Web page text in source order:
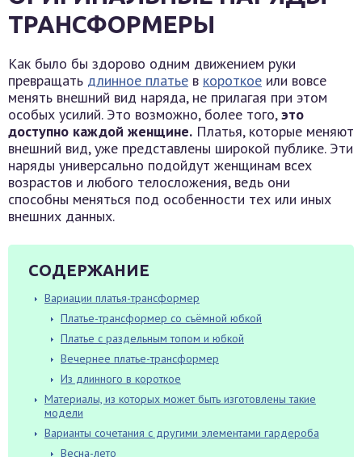
ТРАНСФОРМЕРЫ
Как было бы здорово одним движением руки
превращать длинное платье в короткое или вовсе
менять внешний вид наряда, не прилагая при этом
особых усилий. Это возможно, более того,это
доступно каждой женщине. Платья, которые меняют
внешний вид, уже представлены широкой публике. Эти
наряды универсально подойдут женщинам всех
возрастов и любого телосложения, ведь они
способны меняться под особенности тех или иных
внешних данных.
СОДЕРЖАНИЕ
Вариации платья-трансформер
Платье-трансформер со съёмной юбкой
Платье с раздельным топом и юбкой
Вечернее платье-трансформер
Из длинного в короткое
Материалы, из которых может быть изготовлены такие
модели
Варианты сочетания с другими элементами гардероба
Весна-лето